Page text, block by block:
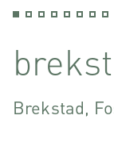
Brekstad,